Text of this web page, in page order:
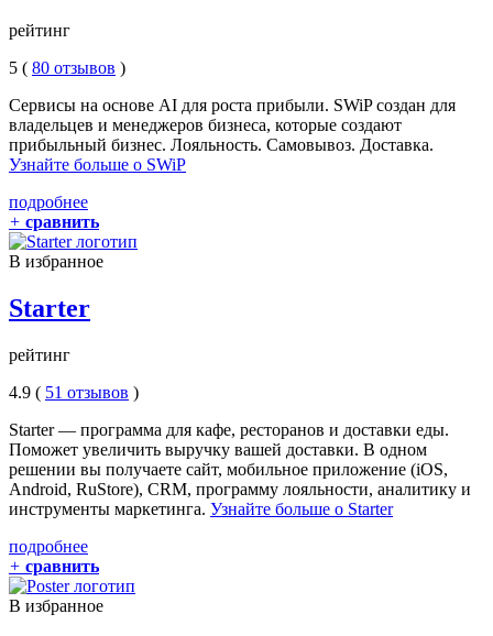
рейтинг
5 ( 80 отзывов )
Сервисы на основе AI для роста прибыли. SWiP создан для
владельцев и менеджеров бизнеса, которые создают
прибыльный бизнес. Лояльность. Самовывоз. Доставка.
Узнайте больше о SWiP
подробнее
+ сравнить
В избранное
Starter
рейтинг
4.9 ( 51 отзывов )
Starter — программа для кафе, ресторанов и доставки еды.
Поможет увеличить выручку вашей доставки. В одном
решении вы получаете сайт, мобильное приложение (iOS,
Android, RuStore), CRM, программу лояльности, аналитику и
инструменты маркетинга. Узнайте больше о Starter
подробнее
+ сравнить
В избранное